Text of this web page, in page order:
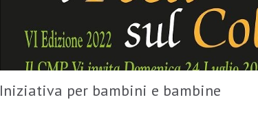
Iniziativa per bambini e bambine